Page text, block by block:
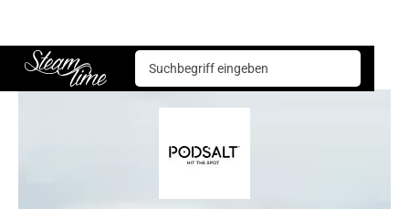
Steam time
E-Zigarette Mehrweg Systeme